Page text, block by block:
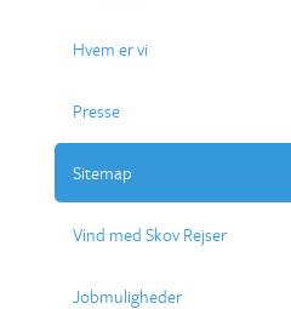
Hvem er vi
Presse
Sitemap
Vind med Skov Rejser
Jobmuligheder